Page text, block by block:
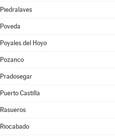
Piedralaves
Poveda
Poyales del Hoyo
Pozanco
Pradosegar
Puerto Castilla
Rasueros
Riocabado